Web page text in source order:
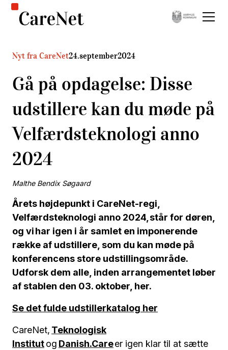
Nyt fra CareNet24.september2024
Gå på opdagelse: Disse
udstillere kan du møde på
Velfærdsteknologi anno
2024
Malthe Bendix Søgaard
Årets højdepunkt i CareNet-regi,
Velfærdsteknologi anno 2024, står for døren,
og vi har igen i år samlet en imponerende
række af udstillere, som du kan møde på
konferencens store udstillingsområde.
Udforsk dem alle, inden arrangementet løber
af stablen den 03. oktober, her.
Se det fulde udstillerkatalog her
CareNet, Teknologisk
Institutog Danish.Career igen klar til at sætte